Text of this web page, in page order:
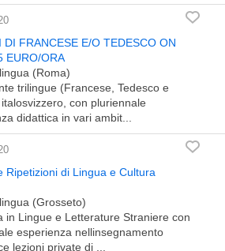
DI FRANCESE E/O TEDESCO ON
EURO/ORA
(Roma)
trilingue (Francese, Tedesco e
con pluriennale
didattica in vari ambit...
Ripetizioni di Lingua e Cultura
(Grosseto)
in Lingue e Letterature Straniere con
esperienza nellinsegnamento
lezioni private di ...